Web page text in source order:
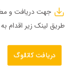
جهت دریافت و
طریق لینک زیر اقدام به
دریافت کاتالوگ